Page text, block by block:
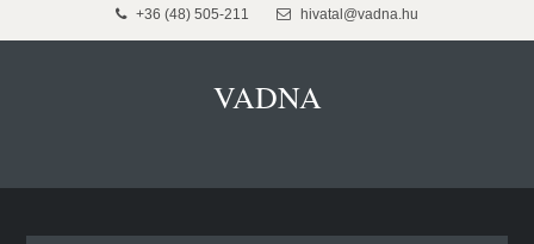
+36 (48) 505-211 hivatal@vadna.hu
VADNA